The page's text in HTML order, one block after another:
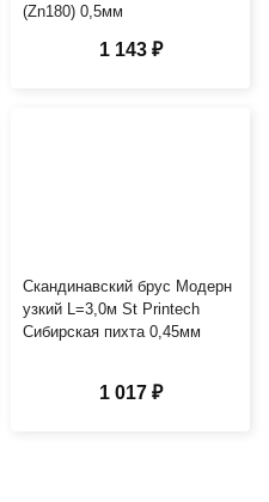
(Zn180) 0,5мм
1 143 ₽
Скандинавский брус Модерн
узкий L=3,0м St Printech
Сибирская пихта 0,45мм
1 017 ₽